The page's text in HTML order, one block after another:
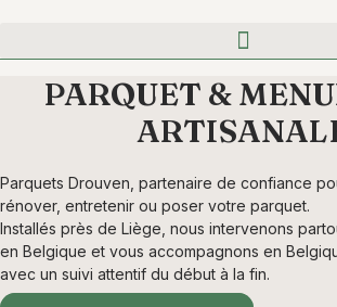
PARQUET &
Parquets Drouven, partenaire de confiance
rénover, entretenir ou poser votre parquet.
Installés près de Liège, nous intervenons
en Belgique et vous accompagnons en
avec un suivi attentif du début à la fin.